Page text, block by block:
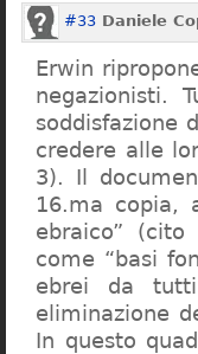
#33 Daniele
Erwin
negazionisti.
soddisfazione
credere alle
3). Il
16.ma copia,
ebraico”
come “basi
ebrei da
eliminazione
In questo